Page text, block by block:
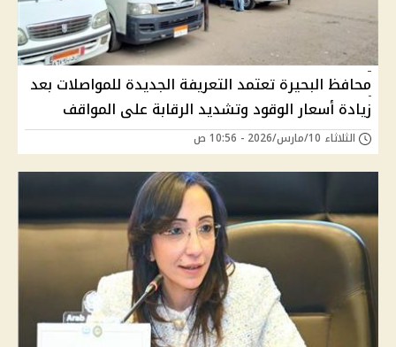
محافظ البحيرة تعتمد التعريفة الجديدة للمواصلات بعد
زيادة أسعار الوقود وتشديد الرقابة على المواقف
الثلاثاء 10/مارس/2026 - 10:56 ص